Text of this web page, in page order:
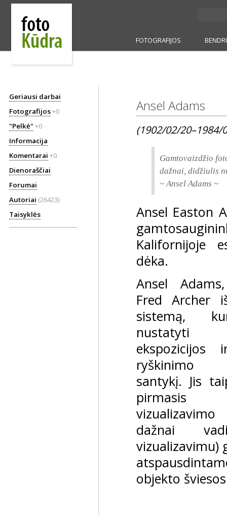
FOTOGRAFIJOS
Geriausi darbai
Fotografijos+0
"Pelkė" +0
Informacija
Komentarai +0
Dienoraščiai
Forumai
Autoriai (26423)
Taisyklės
Ansel Adams
(1902/02/20–1984/
Gamtovaizdžio
dažnai, didžiulis
~ Ansel Adams ~
Ansel Easton
Kalifornijoje
dėka.
Ansel
Fred Archer
sistemą,
nustatyti
ekspozicijos
ryškinimo
santykį. Jis
dažnai
vizualizavimu)
objekto